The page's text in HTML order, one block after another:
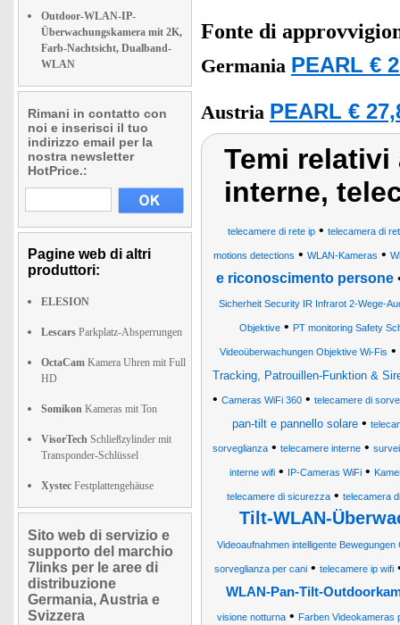
Outdoor-WLAN-IP-
Überwachungskamera mit 2K,
Farb-Nachtsicht, Dualband-
WLAN
Rimani in contatto con
noi e inserisci il tuo
indirizzo email per la
nostra newsletter
HotPrice.:
Pagine web di altri
produttori:
ELESION
Lescars Parkplatz-Absperrungen
OctaCam Kamera Uhren mit Full
HD
Somikon Kameras mit Ton
VisorTech Schließzylinder mit
Transponder-Schlüssel
Xystec Festplattengehäuse
Sito web di servizio e
supporto del marchio
7links per le aree di
distribuzione
Germania, Austria e
Svizzera
Fonte di
Germania PEARL €
Austria PEARL €
Temi relativi
interne,
telecamere di rete ip• telecamera di
motions detections • WLAN-Kameras •
e riconoscimento persone
Sicherheit Security IR Infrarot 2-Wege-
Objektive • PT monitoring Safety
Videoüberwachungen Objektive Wi-Fis •
Tracking, Patrouillen-Funktion &
• Cameras WiFi 360• telecamere di
pan-tilt e pannello solare•
sorveglianza• telecamere interne•
interne wifi• IP-Cameras WiFi•
telecamere di sicurezza• telecamera
Tilt-WLAN-
Videoaufnahmen intelligente
sorveglianza per cani • telecamere ip wifi
WLAN-Pan-Tilt-
visione notturna• Farben Videokameras